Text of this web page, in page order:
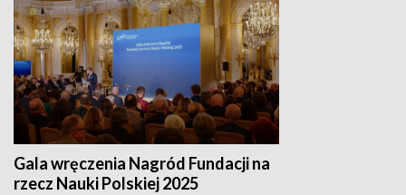
Gala wręczenia Nagród Fundacji na
rzecz Nauki Polskiej 2025